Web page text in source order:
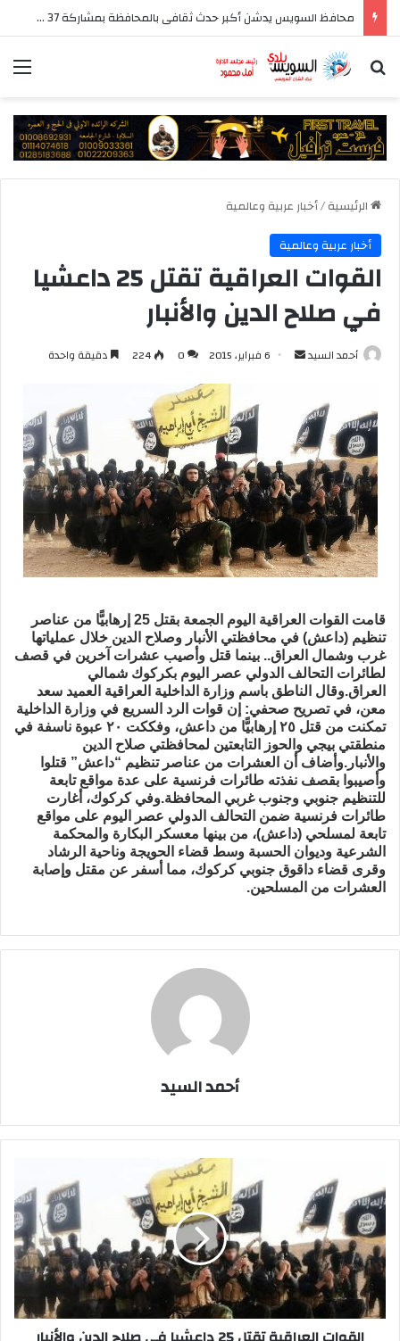
محافظ السويس يدشن أكبر حدث ثقافى بالمحافظة بمشاركة 37 دار نشر مصرية
بحث عن
الرئيسية/أخبار عربية وعالمية
أخبار عربية وعالمية
القوات العراقية تقتل 25 داعشيا
في صلاح الدين والأنبار
أحمد السيد
أرسل 6 فبراير، 2015 0
224 دقيقة واحدة
قامت القوات العراقية اليوم الجمعة بقتل 25 إرهابيًّا من عناصر
تنظيم (داعش) في محافظتي الأنبار وصلاح الدين خلال عملياتها
غرب وشمال العراق.. بينما قتل وأصيب عشرات آخرين في قصف
لطائرات التحالف الدولي عصر اليوم بكركوك شمالي
العراق.وقال الناطق باسم وزارة الداخلية العراقية العميد سعد
معن، في تصريح صحفي: إن قوات الرد السريع في وزارة الداخلية
تمكنت من قتل ٢٥ إرهابيًّا من داعش، وفككت ٢٠ عبوة ناسفة في
منطقتي بيجي والحوز التابعتين لمحافظتي صلاح الدين
والأنبار.وأضاف أن العشرات من عناصر تنظيم “داعش” قتلوا
وأصيبوا بقصف نفذته طائرات فرنسية على عدة مواقع تابعة
للتنظيم جنوبي وجنوب غربي المحافظة.وفي كركوك، أغارت
طائرات فرنسية ضمن التحالف الدولي عصر اليوم على مواقع
تابعة لمسلحي (داعش)، من بينها معسكر البكارة والمحكمة
الشرعية وديوان الحسبة وسط قضاء الحويجة وناحية الرشاد
وقرى قضاء داقوق جنوبي كركوك، مما أسفر عن مقتل وإصابة
العشرات من المسلحين.
أحمد السيد
العراقية
تقتل
25
داعشيا
في
صلاح
الدين
والأنبار